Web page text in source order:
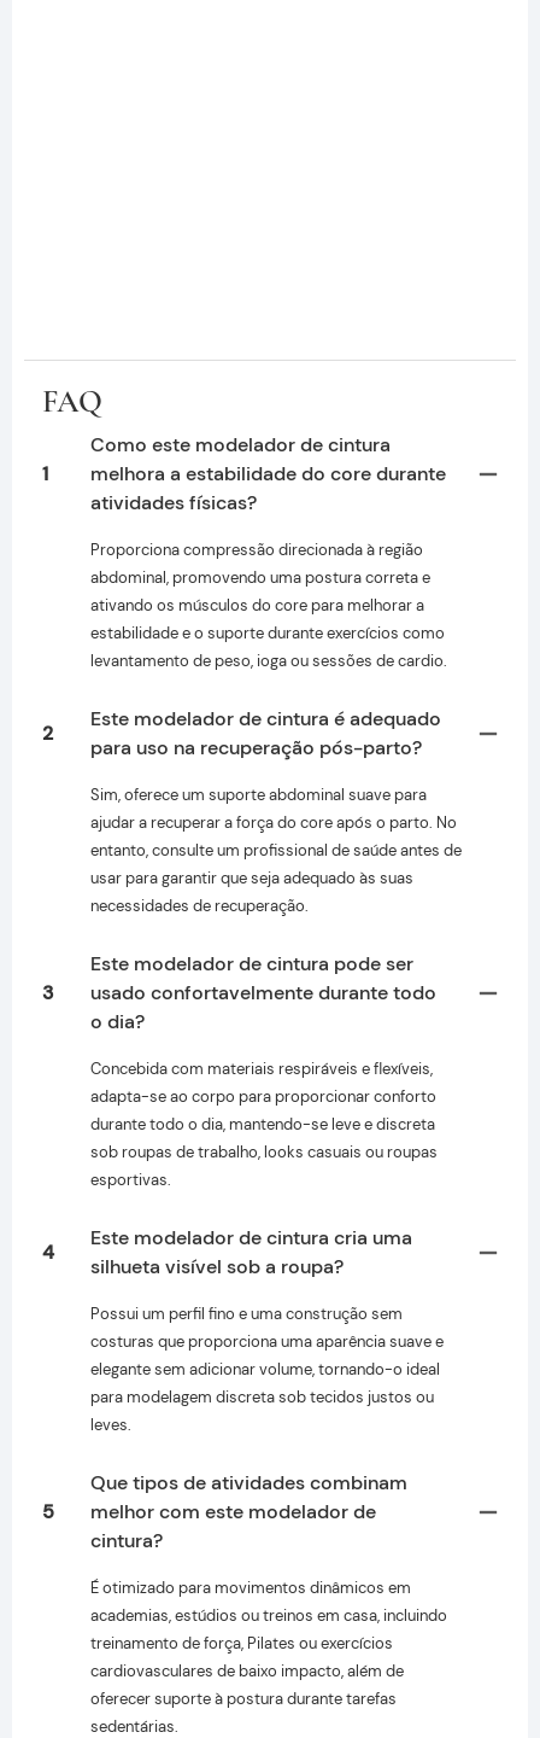
FAQ
1
Como este modelador de cintura
melhora a estabilidade do core durante
atividades físicas?
Proporciona compressão direcionada à região
abdominal, promovendo uma postura correta e
ativando os músculos do core para melhorar a
estabilidade e o suporte durante exercícios como
levantamento de peso, ioga ou sessões de cardio.
2
Este modelador de cintura é adequado
para uso na recuperação pós-parto?
Sim, oferece um suporte abdominal suave para
ajudar a recuperar a força do core após o parto. No
entanto, consulte um profissional de saúde antes de
usar para garantir que seja adequado às suas
necessidades de recuperação.
3
Este modelador de cintura pode ser
usado confortavelmente durante todo
o dia?
Concebida com materiais respiráveis ​​e flexíveis,
adapta-se ao corpo para proporcionar conforto
durante todo o dia, mantendo-se leve e discreta
sob roupas de trabalho, looks casuais ou roupas
esportivas.
4
Este modelador de cintura cria uma
silhueta visível sob a roupa?
Possui um perfil fino e uma construção sem
costuras que proporciona uma aparência suave e
elegante sem adicionar volume, tornando-o ideal
para modelagem discreta sob tecidos justos ou
leves.
5
Que tipos de atividades combinam
melhor com este modelador de
cintura?
É otimizado para movimentos dinâmicos em
academias, estúdios ou treinos em casa, incluindo
treinamento de força, Pilates ou exercícios
cardiovasculares de baixo impacto, além de
oferecer suporte à postura durante tarefas
sedentárias.